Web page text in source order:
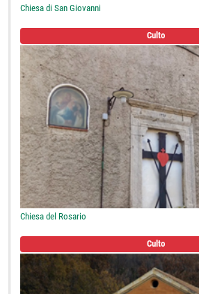
Chiesa di San Giovanni
Culto
Chiesa del Rosario
Culto